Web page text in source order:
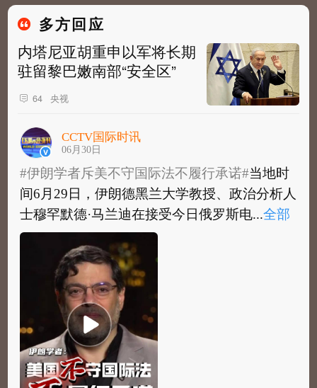
多方回应
内塔尼亚胡重申以军将长期
驻留黎巴嫩南部“安全区”
64 央视
CCTV国际时讯
06月30日
#伊朗学者斥美不守国际法不履行承诺#当地时
间6月29日，伊朗德黑兰大学教授、政治分析人
士穆罕默德·马兰迪在接受今日俄罗斯电...全部
#伊朗学者斥美不守国际法不履行承诺#
间6月29日，伊朗德黑兰大学教授、政治分析人
士穆罕默德·马兰迪在接受今日俄罗斯电视...